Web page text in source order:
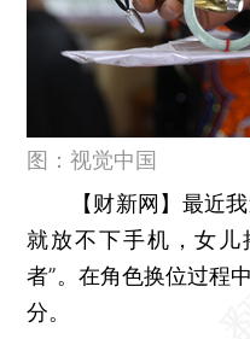
图：视觉中国
【财新网】 最近
就放不下手机，女儿
者”。在角色换位过程
分。